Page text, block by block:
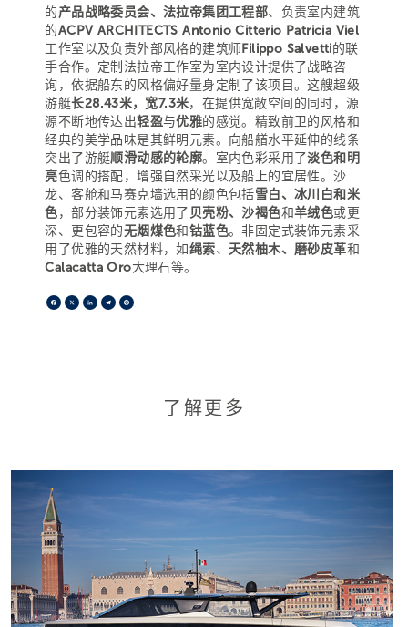
的产品战略委员会、法拉帝集团工程部、负责室内建筑
的ACPV ARCHITECTS Antonio Citterio Patricia Viel
工作室以及负责外部风格的建筑师Filippo Salvetti的联
手合作。定制法拉帝工作室为室内设计提供了战略咨
询，依据船东的风格偏好量身定制了该项目。这艘超级
游艇长28.43米，宽7.3米，在提供宽敞空间的同时，源
源不断地传达出轻盈与优雅的感觉。精致前卫的风格和
经典的美学品味是其鲜明元素。向船艏水平延伸的线条
突出了游艇顺滑动感的轮廓。室内色彩采用了淡色和明
亮色调的搭配，增强自然采光以及船上的宜居性。沙
龙、客舱和马赛克墙选用的颜色包括雪白、冰川白和米
色，部分装饰元素选用了 贝壳粉、沙褐色和羊绒色或更
深、更包容的无烟煤色和钴蓝色。非固定式装饰元素采
用了优雅的天然材料，如绳索、 天然柚木、磨砂皮革和
Calacatta Oro大理石等。
Facebook
X LinkedIn
Telegram
了解更多